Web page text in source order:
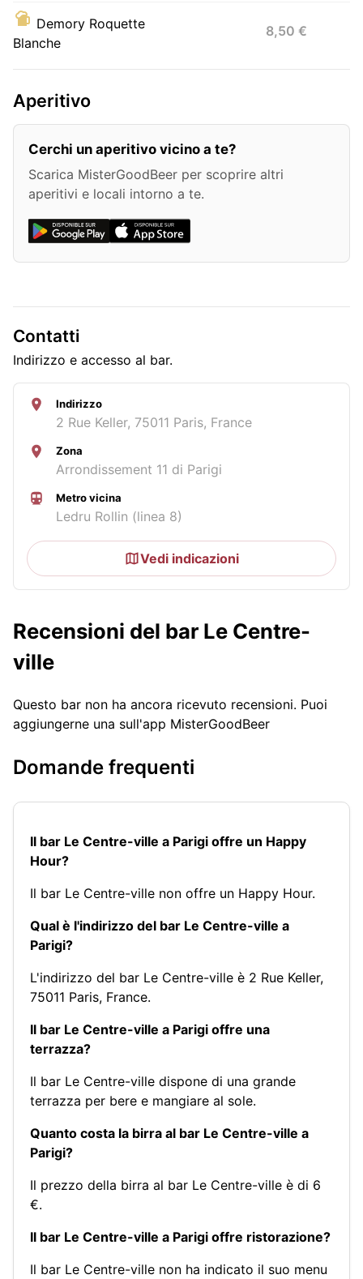
Demory Roquette
Blanche
8,50 €
Aperitivo
Cerchi un aperitivo vicino a te?
Scarica MisterGoodBeer per scoprire altri
aperitivi e locali intorno a te.
Contatti
Indirizzo e accesso al bar.
Indirizzo
2 Rue Keller, 75011 Paris, France
Zona
Arrondissement 11 di Parigi
Metro vicina
Ledru Rollin (linea 8)
Vedi indicazioni
Recensioni del bar Le Centre-
ville
Questo bar non ha ancora ricevuto recensioni. Puoi
aggiungerne una sull'app MisterGoodBeer
Domande frequenti
Il bar Le Centre-ville a Parigi offre un Happy
Hour?
Il bar Le Centre-ville non offre un Happy Hour.
Qual è l'indirizzo del bar Le Centre-ville a
Parigi?
L'indirizzo del bar Le Centre-ville è 2 Rue Keller,
75011 Paris, France.
Il bar Le Centre-ville a Parigi offre una
terrazza?
Il bar Le Centre-ville dispone di una grande
terrazza per bere e mangiare al sole.
Quanto costa la birra al bar Le Centre-ville a
Parigi?
Il prezzo della birra al bar Le Centre-ville è di 6
€.
Il bar Le Centre-ville a Parigi offre ristorazione?
Il bar Le Centre-ville non ha indicato il suo menu